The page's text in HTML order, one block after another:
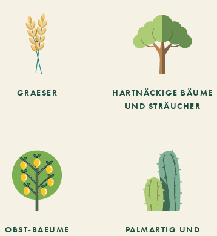
GRAESER
HARTNÄCKIGE BÄUME
UND STRÄUCHER
OBST-BAEUME
PALMARTIG UND